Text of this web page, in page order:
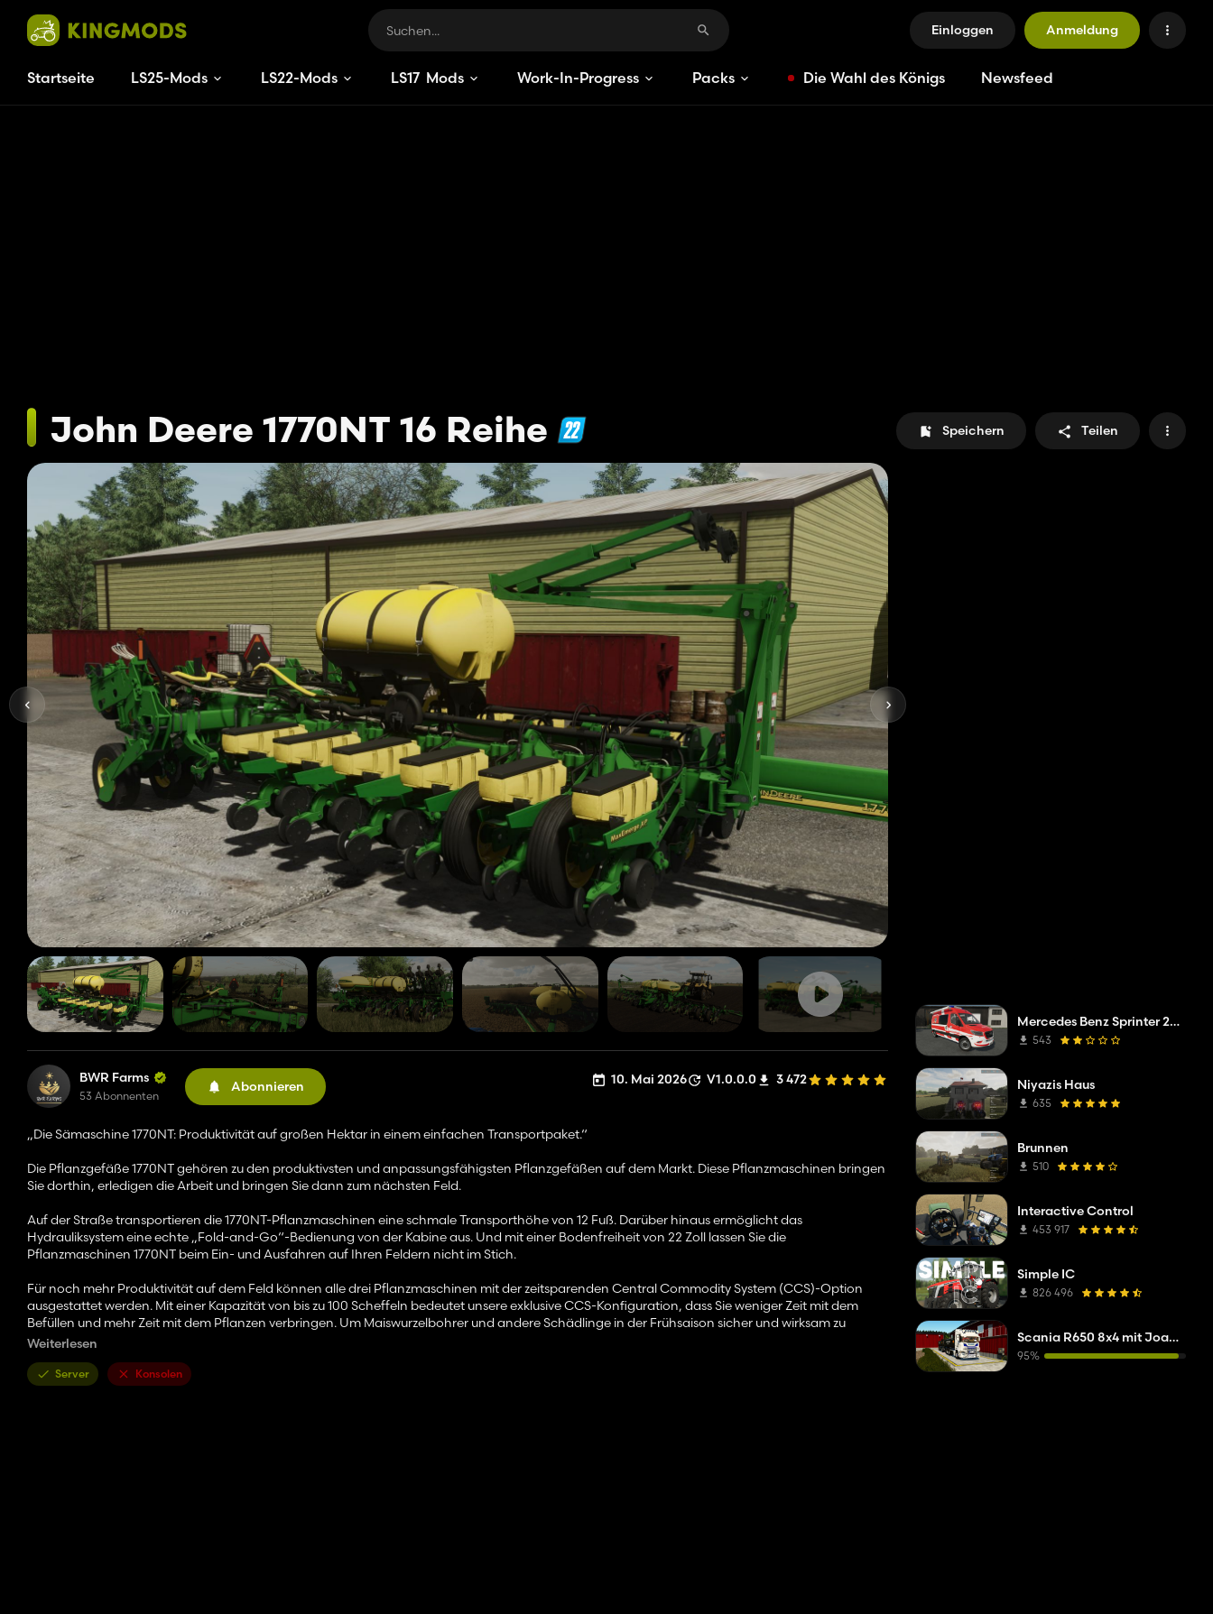
Einloggen Anmeldung
Startseite LS25-Mods LS22-Mods LS17 Mods Work-In-Progress Packs Die Wahl des Königs Newsfeed
John Deere 1770NT 16 Reihe Speichern Teilen
BWR Farms
53 Abonnenten
Abonnieren 10. Mai 2026 V1.0.0.0 3 472
„Die Sämaschine 1770NT: Produktivität auf großen Hektar in einem einfachen Transportpaket.“
Die Pflanzgefäße 1770NT gehören zu den produktivsten und anpassungsfähigsten Pflanzgefäßen auf dem Markt. Diese Pflanzmaschinen bringen
Sie dorthin, erledigen die Arbeit und bringen Sie dann zum nächsten Feld.
Auf der Straße transportieren die 1770NT-Pflanzmaschinen eine schmale Transporthöhe von 12 Fuß. Darüber hinaus ermöglicht das
Hydrauliksystem eine echte „Fold-and-Go“-Bedienung von der Kabine aus. Und mit einer Bodenfreiheit von 22 Zoll lassen Sie die
Pflanzmaschinen 1770NT beim Ein- und Ausfahren auf Ihren Feldern nicht im Stich.
Für noch mehr Produktivität auf dem Feld können alle drei Pflanzmaschinen mit der zeitsparenden Central Commodity System (CCS)-Option
ausgestattet werden. Mit einer Kapazität von bis zu 100 Scheffeln bedeutet unsere exklusive CCS-Konfiguration, dass Sie weniger Zeit mit dem
Befüllen und mehr Zeit mit dem Pflanzen verbringen. Um Maiswurzelbohrer und andere Schädlinge in der Frühsaison sicher und wirksam zu
bekämpfen, ergänzen Sie Ihren neuen 1770NT mit dem Central Insecticide System (CIS). CIS kombiniert die Leistung eines flüssigen Insektizids mit
Weiterlesen
Server Konsolen
Mercedes Benz Sprinter 2019 ELW
543
Niyazis Haus
635
Brunnen
510
Interactive Control
453 917
Simple IC
826 496
Scania R650 8x4 mit Joab-Abrollkipper
95%